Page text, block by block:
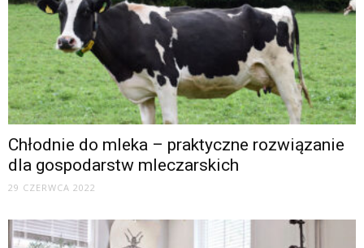
Chłodnie do mleka – praktyczne rozwiązanie
dla gospodarstw mleczarskich
29 CZERWCA 2022